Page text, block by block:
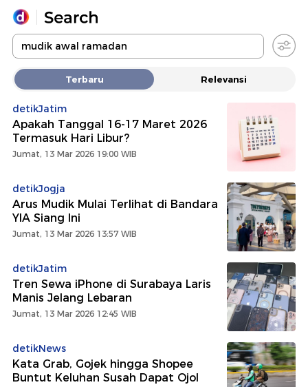
Yang sedang ramai dicari
Loading...
Promoted
Terbaru Relevansi
detikJatim
Apakah Tanggal 16-17 Maret 2026
Termasuk Hari Libur?
Jumat, 13 Mar 2026 19:00 WIB
detikJogja
Arus Mudik Mulai Terlihat di Bandara
YIA Siang Ini
Jumat, 13 Mar 2026 13:57 WIB
detikJatim
Tren Sewa iPhone di Surabaya Laris
Manis Jelang Lebaran
Jumat, 13 Mar 2026 12:45 WIB
detikNews
Kata Grab, Gojek hingga Shopee
Buntut Keluhan Susah Dapat Ojol